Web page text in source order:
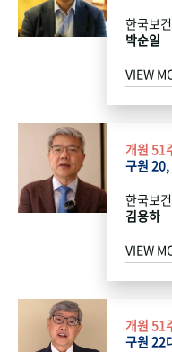
한국보
박순일
VIEW
개원 51
구원
한국보
김용하
VIEW
개원 51
구원 22